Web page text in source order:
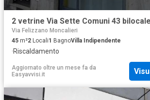
2 vetrine Via Sette Comuni 43
Via Felizzano Moncalieri
45 m²2 Locali1 BagnoVilla Indipendente
·Riscaldamento
Aggiornato oltre un mese fa da
Easyavvisi.it